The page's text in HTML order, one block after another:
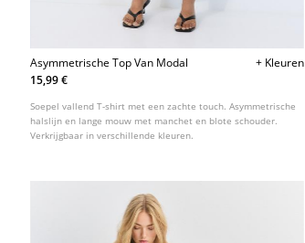
Asymmetrische Top Van Modal
+ Kleuren
15,99 €
Soepel vallend T-shirt met een zachte touch. Asymmetrische
halslijn en lange mouw met manchet en blote schouder.
Verkrijgbaar in verschillende kleuren.